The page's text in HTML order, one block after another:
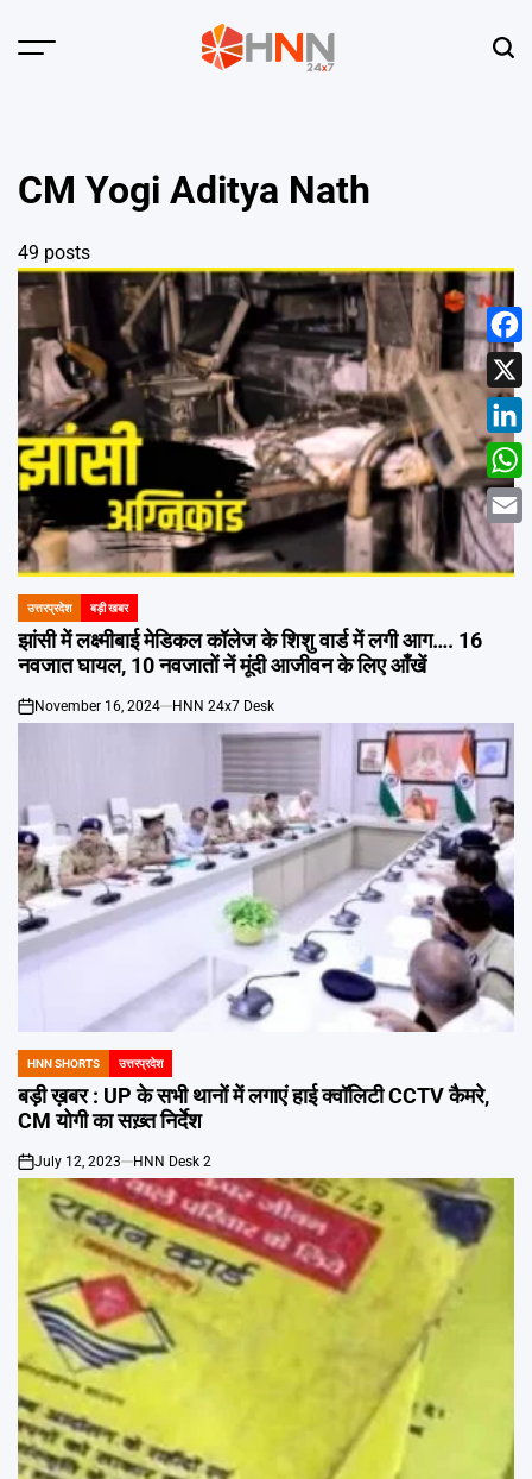
Menu
CM Yogi Aditya Nath
49 posts
POSTED
IN
उत्तरप्रदेश बड़ी खबर
झांसी में लक्ष्मीबाई मेडिकल कॉलेज के शिशु वार्ड में लगी आग…. 16
नवजात घायल, 10 नवजातों नें मूंदी आजीवन के लिए आँखें
on
November 16, 2024 HNN 24x7 Desk
POSTED
IN
HNN SHORTS उत्तरप्रदेश
बड़ी ख़बर : UP के सभी थानों में लगाएं हाई क्वॉलिटी CCTV कैमरे,
CM योगी का सख़्त निर्देश
on
July 12, 2023 HNN Desk 2
X